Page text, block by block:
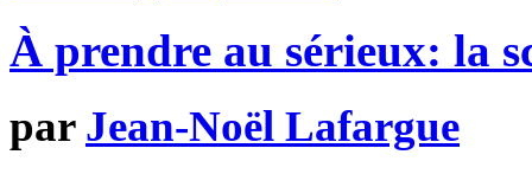
À prendre au sérieux: la
par Jean-Noël Lafargue